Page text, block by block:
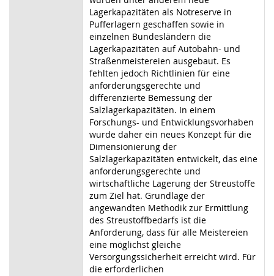
Lagerkapazitäten als Notreserve in
Pufferlagern geschaffen sowie in
einzelnen Bundesländern die
Lagerkapazitäten auf Autobahn- und
Straßenmeistereien ausgebaut. Es
fehlten jedoch Richtlinien für eine
anforderungsgerechte und
differenzierte Bemessung der
Salzlagerkapazitäten. In einem
Forschungs- und Entwicklungsvorhaben
wurde daher ein neues Konzept für die
Dimensionierung der
Salzlagerkapazitäten entwickelt, das eine
anforderungsgerechte und
wirtschaftliche Lagerung der Streustoffe
zum Ziel hat. Grundlage der
angewandten Methodik zur Ermittlung
des Streustoffbedarfs ist die
Anforderung, dass für alle Meistereien
eine möglichst gleiche
Versorgungssicherheit erreicht wird. Für
die erforderlichen